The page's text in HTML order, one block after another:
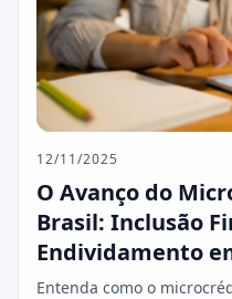
12/11/2025
O Avanço do
Brasil: Inclusão
Endividamento
Entenda como o